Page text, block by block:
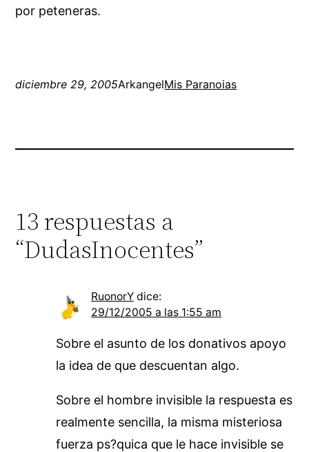
por peteneras.
diciembre 29, 2005ArkangelMis Paranoias
13 respuestas a
“DudasInocentes”
RuonorY dice:
29/12/2005 a las 1:55 am
Sobre el asunto de los donativos apoyo
la idea de que descuentan algo.
Sobre el hombre invisible la respuesta es
realmente sencilla, la misma misteriosa
fuerza ps?quica que le hace invisible se